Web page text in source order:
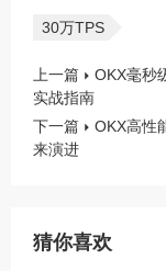
30万TPS
上一篇
OKX毫秒
实战指南
下一篇
OKX高性
来演进
猜你喜欢